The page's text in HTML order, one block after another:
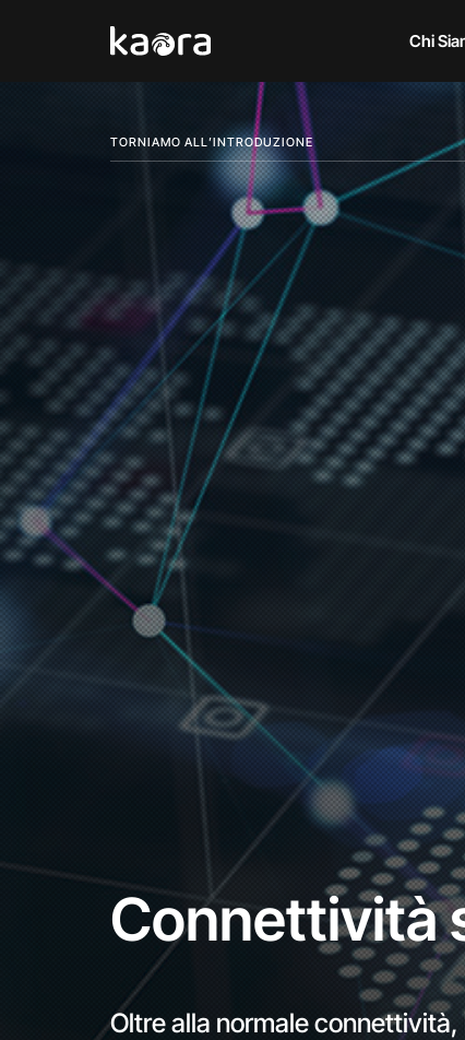
Chi
TORNIAMO ALL’INTRODUZIONE
Connettività
Oltre alla normale